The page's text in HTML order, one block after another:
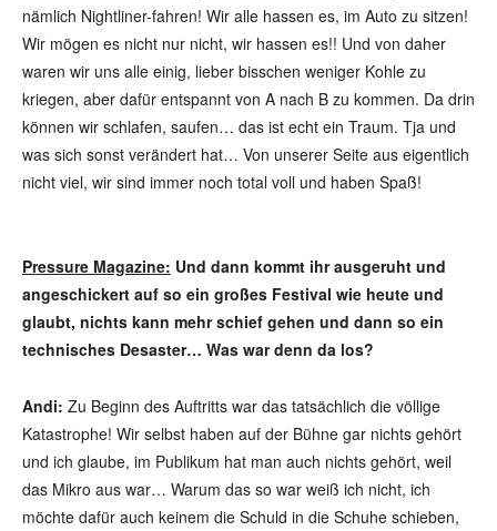
nämlich Nightliner-fahren! Wir alle hassen es, im Auto zu sitzen!
Wir mögen es nicht nur nicht, wir hassen es!! Und von daher
waren wir uns alle einig, lieber bisschen weniger Kohle zu
kriegen, aber dafür entspannt von A nach B zu kommen. Da drin
können wir schlafen, saufen… das ist echt ein Traum. Tja und
was sich sonst verändert hat… Von unserer Seite aus eigentlich
nicht viel, wir sind immer noch total voll und haben Spaß!
Pressure Magazine: Und dann kommt ihr ausgeruht und
angeschickert auf so ein großes Festival wie heute und
glaubt, nichts kann mehr schief gehen und dann so ein
technisches Desaster… Was war denn da los?
Andi: Zu Beginn des Auftritts war das tatsächlich die völlige
Katastrophe! Wir selbst haben auf der Bühne gar nichts gehört
und ich glaube, im Publikum hat man auch nichts gehört, weil
das Mikro aus war… Warum das so war weiß ich nicht, ich
möchte dafür auch keinem die Schuld in die Schuhe schieben,